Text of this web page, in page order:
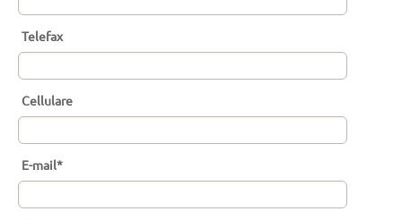
Telefax
Cellulare
E-mail*